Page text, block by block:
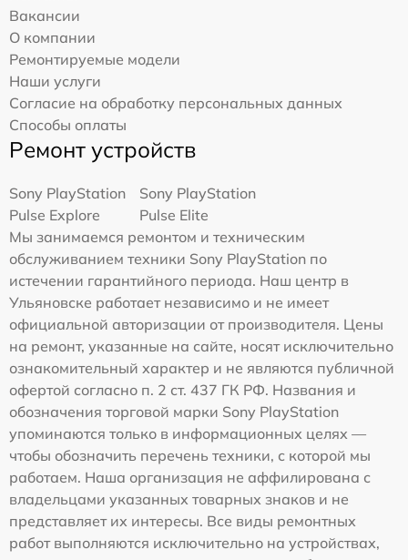
Вакансии
О компании
Ремонтируемые модели
Наши услуги
Согласие на обработку персональных данных
Способы оплаты
Ремонт устройств
Sony PlayStation
Pulse Explore
Sony PlayStation
Pulse Elite
Мы занимаемся ремонтом и техническим
обслуживанием техники Sony PlayStation по
истечении гарантийного периода. Наш центр в
Ульяновске работает независимо и не имеет
официальной авторизации от производителя. Цены
на ремонт, указанные на сайте, носят исключительно
ознакомительный характер и не являются публичной
офертой согласно п. 2 ст. 437 ГК РФ. Названия и
обозначения торговой марки Sony PlayStation
упоминаются только в информационных целях —
чтобы обозначить перечень техники, с которой мы
работаем. Наша организация не аффилирована с
владельцами указанных товарных знаков и не
представляет их интересы. Все виды ремонтных
работ выполняются исключительно на устройствах,